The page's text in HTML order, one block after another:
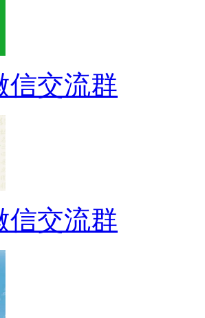
信交流群
信交流群